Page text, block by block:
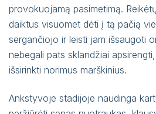
provokuojamą pasimetimą.
daiktus visuomet dėti į tą pačią
sergančiojo ir leisti jam išsaugoti
nebegali pats sklandžiai
išsirinkti norimus marškinius.
Ankstyvoje stadijoje naudinga